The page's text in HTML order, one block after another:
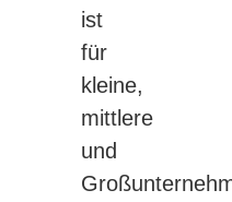
ist
für
kleine,
mittlere
und